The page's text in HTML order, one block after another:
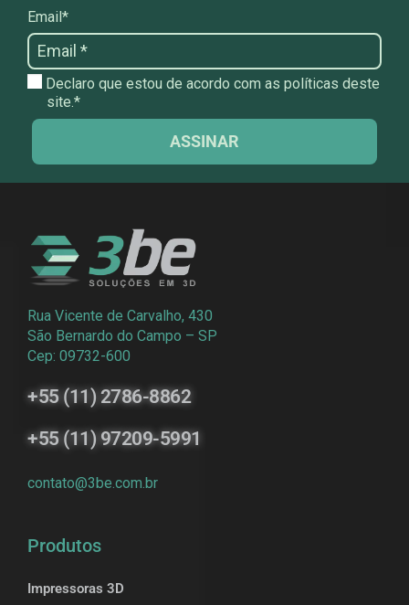
Email*
Declaro que estou de acordo com as políticas deste
site.*
ASSINAR
Rua Vicente de Carvalho, 430
São Bernardo do Campo – SP
Cep: 09732-600
+55 (11) 2786-8862
+55 (11) 97209-5991
contato@3be.com.br
Produtos
Impressoras 3D